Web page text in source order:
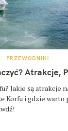
PRZEWODNIKI
Atrakcje,
Jakie są atrakcje
Korfu i gdzie warto